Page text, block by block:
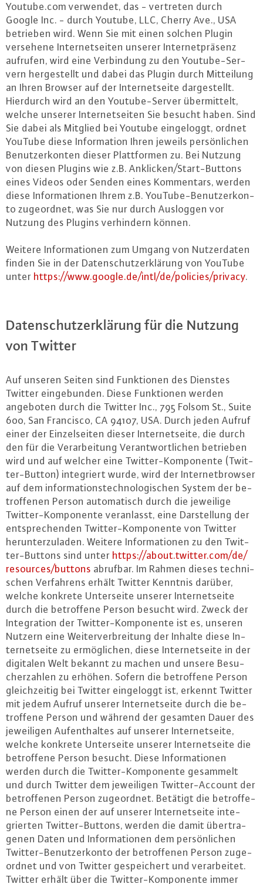
Youtube.​com verwendet, das - vertreten durch
Google Inc. - durch Youtube, LLC, Cherry Ave., USA
betrieben wird. Wenn Sie mit einen solchen Plugin
versehene In­ter­net­sei­ten unserer In­ter­net­prä­senz
aufrufen, wird eine Ver­bin­dung zu den Youtube-Ser­
vern her­ge­stellt und dabei das Plugin durch Mit­tei­lung
an Ihren Browser auf der In­ter­net­sei­te dar­ge­stellt.
Hierdurch wird an den Youtube-Ser­ver über­mit­telt,
welche unserer In­ter­net­sei­ten Sie besucht haben. Sind
Sie dabei als Mitglied bei Youtube ein­ge­loggt, ordnet
YouTube diese In­for­ma­ti­on Ihren jeweils per­sön­li­chen
Be­nut­zer­kon­ten dieser Platt­for­men zu. Bei Nutzung
von diesen Plugins wie z.B. Anklicken/Start-But­tons
eines Videos oder Senden eines Kom­men­tars, werden
diese In­for­ma­tio­nen Ihrem z.B. YouTube-Be­nut­zer­kon­
to zu­ge­ord­net, was Sie nur durch Ausloggen vor
Nutzung des Plugins ver­hin­dern können.
Weitere In­for­ma­tio­nen zum Umgang von Nut­zer­da­ten
finden Sie in der Da­ten­schutz­er­klä­rung von YouTube
unter https://​www.​google.​de/​intl/​de/​policies/​privacy.
Da­ten­schutz­er­klä­rung für die Nutzung
von Twitter
Auf unseren Seiten sind Funk­tio­nen des Dienstes
Twitter ein­ge­bun­den. Diese Funk­tio­nen werden
angeboten durch die Twitter Inc., 795 Folsom St., Suite
600, San Francisco, CA 94107, USA. Durch jeden Aufruf
einer der Ein­zel­sei­ten dieser In­ter­net­sei­te, die durch
den für die Ver­ar­bei­tung Ver­ant­wort­li­chen betrieben
wird und auf welcher eine Twit­ter-Kom­po­nen­te (Twit­
ter-But­ton) in­te­griert wurde, wird der In­ter­net­brow­ser
auf dem in­for­ma­ti­ons­tech­no­lo­gi­schen System der be­
trof­fe­nen Person au­to­ma­tisch durch die jeweilige
Twit­ter-Kom­po­nen­te ver­an­lasst, eine Dar­stel­lung der
ent­spre­chen­den Twit­ter-Kom­po­nen­te von Twitter
her­un­ter­zu­la­den. Weitere In­for­ma­tio­nen zu den Twit­
ter-But­tons sind unter https://​about.​twitter.​com/​de/​
resources/​buttons abrufbar. Im Rahmen dieses tech­ni­
schen Ver­fah­rens erhält Twitter Kenntnis darüber,
welche konkrete Un­ter­sei­te unserer In­ter­net­sei­te
durch die be­trof­fe­ne Person besucht wird. Zweck der
In­te­gra­ti­on der Twit­ter-Kom­po­nen­te ist es, unseren
Nutzern eine Wei­ter­ver­brei­tung der Inhalte diese In­
ter­net­sei­te zu er­mög­li­chen, diese In­ter­net­sei­te in der
digitalen Welt bekannt zu machen und unsere Be­su­
cher­zah­len zu erhöhen. Sofern die be­trof­fe­ne Person
gleich­zei­tig bei Twitter ein­ge­loggt ist, erkennt Twitter
mit jedem Aufruf unserer In­ter­net­sei­te durch die be­
trof­fe­ne Person und während der gesamten Dauer des
je­wei­li­gen Auf­ent­hal­tes auf unserer In­ter­net­sei­te,
welche konkrete Un­ter­sei­te unserer In­ter­net­sei­te die
be­trof­fe­ne Person besucht. Diese In­for­ma­tio­nen
werden durch die Twit­ter-Kom­po­nen­te gesammelt
und durch Twitter dem je­wei­li­gen Twit­ter-Ac­count der
be­trof­fe­nen Person zu­ge­ord­net. Betätigt die be­trof­fe­
ne Person einen der auf unserer In­ter­net­sei­te in­te­
grier­ten Twit­ter-But­tons, werden die damit über­tra­
ge­nen Daten und In­for­ma­tio­nen dem per­sön­li­chen
Twit­ter-Be­nut­zer­kon­to der be­trof­fe­nen Person zu­ge­
ord­net und von Twitter ge­spei­chert und ver­ar­bei­tet.
Twitter erhält über die Twit­ter-Kom­po­nen­te immer